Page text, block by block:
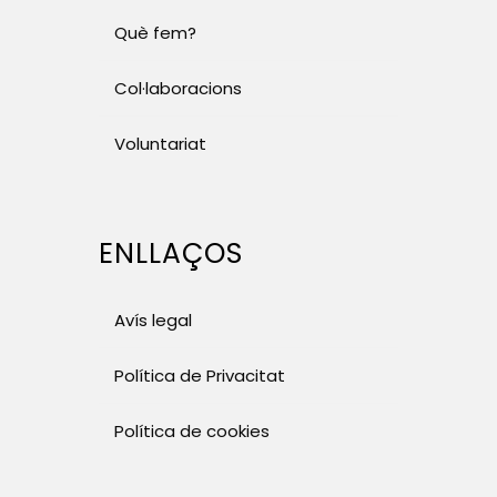
Què fem?
Col·laboracions
Voluntariat
ENLLAÇOS
Avís legal
Política de Privacitat
Política de cookies